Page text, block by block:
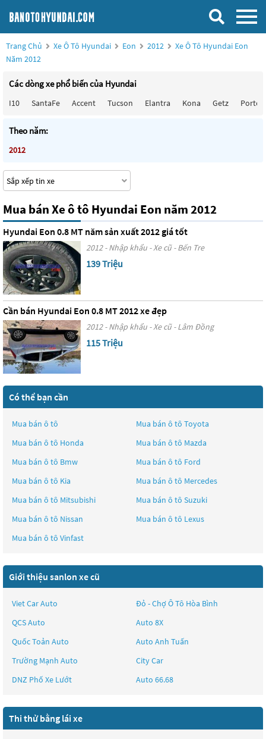
Trang Chủ Xe Ô Tô Hyundai Eon 2012
Xe Ô Tô Hyundai Eon
Năm 2012
Các dòng xe phổ biến của Hyundai
I10 SantaFe Accent Tucson Elantra Kona Getz Porter
Theo năm:
2012
Mua bán Xe ô tô Hyundai Eon năm 2012
Hyundai Eon 0.8 MT năm sản xuất 2012 giá tốt
2012 - Nhập khẩu - Xe cũ - Bến Tre
139 Triệu
Cần bán Hyundai Eon 0.8 MT 2012 xe đẹp
2012 - Nhập khẩu - Xe cũ - Lâm Đồng
115 Triệu
Có thể bạn cần
Mua bán ô tô Mua bán ô tô Toyota
Mua bán ô tô Honda Mua bán ô tô Mazda
Mua bán ô tô Bmw Mua bán ô tô Ford
Mua bán ô tô Kia Mua bán ô tô Mercedes
Mua bán ô tô Mitsubishi Mua bán ô tô Suzuki
Mua bán ô tô Nissan Mua bán ô tô Lexus
Mua bán ô tô Vinfast
Giới thiệu sanlon xe cũ
Viet Car Auto
Đỏ - Chợ Ô Tô Hòa Bình
QCS Auto
Auto 8X
Quốc Toản Auto
Auto Anh Tuấn
Trường Mạnh Auto
City Car
DNZ Phố Xe Lướt
Auto 66.68
Thi thử bằng lái xe